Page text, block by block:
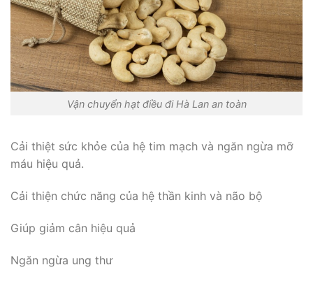
Vận chuyển hạt điều đi Hà Lan an toàn
Cải thiệt sức khỏe của hệ tim mạch và ngăn ngừa mỡ
máu hiệu quả.
Cải thiện chức năng của hệ thần kinh và não bộ
Giúp giảm cân hiệu quả
Ngăn ngừa ung thư